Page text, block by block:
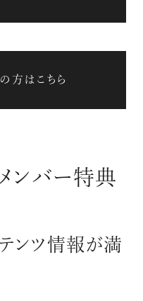
方はこちら
ンバー特典
ンツ情報が満